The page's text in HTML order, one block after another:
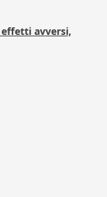
avversi,